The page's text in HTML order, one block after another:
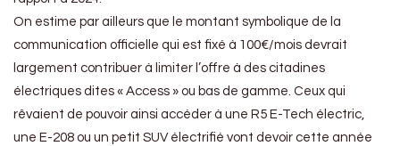
On estime par ailleurs que le montant symbolique de la
communication officielle qui est fixé à 100€/mois devrait
largement contribuer à limiter l’offre à des citadines
électriques dites « Access » ou bas de gamme. Ceux qui
rêvaient de pouvoir ainsi accéder à une R5 E-Tech électric,
une E-208 ou un petit SUV électrifié vont devoir cette année